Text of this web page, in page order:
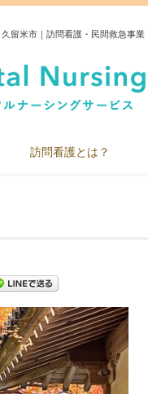
留米市｜訪問看護・民間救急事
訪問看護とは？